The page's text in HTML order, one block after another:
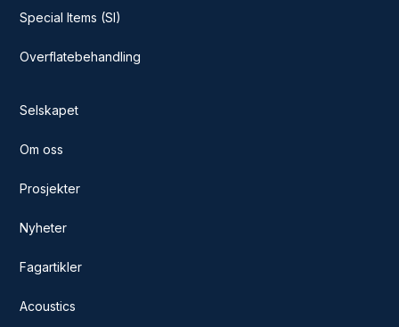
Special Items (SI)
Overflatebehandling
Selskapet
Om oss
Prosjekter
Nyheter
Fagartikler
Acoustics